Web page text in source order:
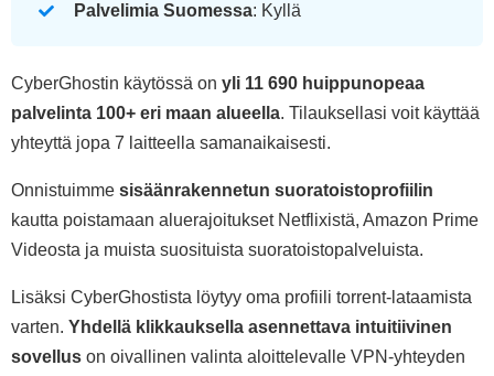
Palvelimia Suomessa: Kyllä
CyberGhostin käytössä on yli 11 690 huippunopeaa
palvelinta 100+ eri maan alueella. Tilauksellasi voit käyttää
yhteyttä jopa 7 laitteella samanaikaisesti.
Onnistuimme sisäänrakennetun suoratoistoprofiilin
kautta poistamaan aluerajoitukset Netflixistä, Amazon Prime
Videosta ja muista suosituista suoratoistopalveluista.
Lisäksi CyberGhostista löytyy oma profiili torrent-lataamista
varten. Yhdellä klikkauksella asennettava intuitiivinen
sovellus on oivallinen valinta aloittelevalle VPN-yhteyden